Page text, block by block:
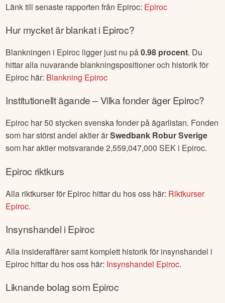
Länk till senaste rapporten från Epiroc: Epiroc
Hur mycket är blankat iEpiroc?
Blankningen i Epiroc ligger just nu på0.98 procent. Du
hittar alla nuvarande blankningspositioner och historik för
Epiroc här: Blankning Epiroc
Institutionellt ägande – Vilka fonder ägerEpiroc?
Epiroc har50 stycken svenska fonder på ägarlistan. Fonden
som har störst andel aktier ärSwedbank Robur Sverige
som har aktier motsvarande2,559,047,000 SEK i Epiroc.
Epiroc riktkurs
Alla riktkurser för Epiroc hittar du hos oss här: Riktkurser
Epiroc.
Insynshandel iEpiroc
Alla insideraffärer samt komplett historik för insynshandel i
Epiroc hittar du hos oss här: Insynshandel Epiroc.
Liknande bolag som Epiroc